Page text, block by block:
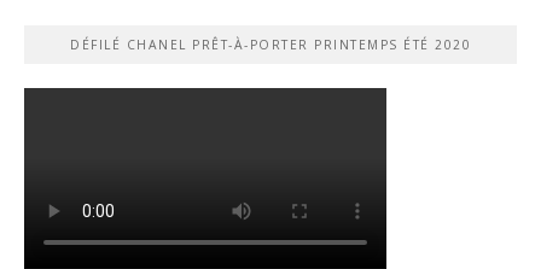
DÉFILÉ CHANEL PRÊT-À-PORTER PRINTEMPS ÉTÉ 2020